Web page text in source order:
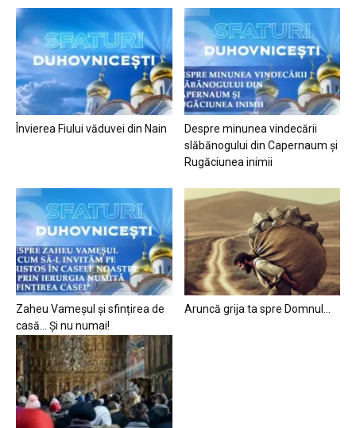
Învierea Fiului văduvei din Nain
Despre minunea vindecării
slăbănogului din Capernaum și
Rugăciunea inimii
Zaheu Vameșul și sfințirea de
casă… Și nu numai!
Aruncă grija ta spre Domnul…